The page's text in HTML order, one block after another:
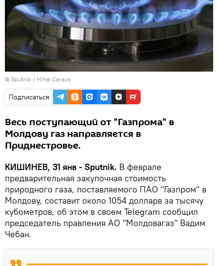
© Sputnik / Mihai Caraus
Подписаться
Весь поступающий от "Газпрома" в
Молдову газ направляется в
Приднестровье.
КИШИНЕВ, 31 янв - Sputnik. В феврале
предварительная закупочная стоимость
природного газа, поставляемого ПАО "Газпром" в
Молдову, составит около 1054 долларв за тысячу
кубометров, об этом в своем Telegram сообщил
председатель правления АО "Молдовагаз" Вадим
Чебан.